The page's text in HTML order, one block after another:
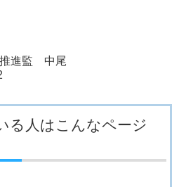
監 中尾
る人はこんなページ